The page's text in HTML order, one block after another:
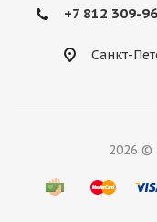
+7 812 309-
Санкт-
2026